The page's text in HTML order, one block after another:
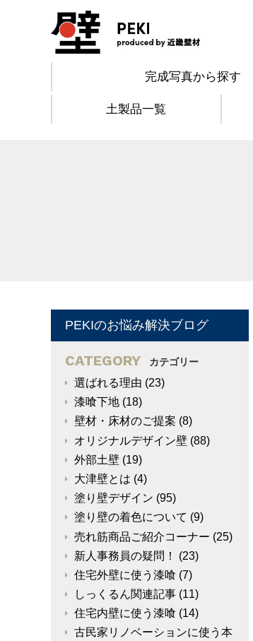
完成写真から探す
土製品一覧
PEKIのお悩み解決ブログ
CATEGORY カテゴリー
選ばれる理由 (23)
漆喰下地 (18)
壁材・床材のご提案 (8)
オリジナルデザイン壁 (88)
外部土壁 (19)
大津壁とは (4)
塗り壁デザイン (95)
塗り壁の着色について (9)
売れ筋商品ご紹介コーナー (25)
新人事務員の疑問！
(23)
住宅外壁に使う漆喰 (7)
しっくるん関連記事 (11)
住宅内壁に使う漆喰 (14)
古民家リノベーションに使う本